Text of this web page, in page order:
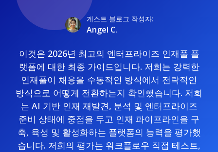
게스트 블로그 작성자:
Angel C.
이것은 2026년 최고의 엔터프라이즈 인재풀 플
랫폼에 대한 최종 가이드입니다. 저희는 강력한
인재풀이 채용을 수동적인 방식에서 전략적인
방식으로 어떻게 전환하는지 확인했습니다. 저희
는 AI 기반 인재 재발견, 분석 및 엔터프라이즈
준비 상태에 중점을 두고 인재 파이프라인을 구
축, 육성 및 활성화하는 플랫폼의 능력을 평가했
습니다. 저희의 평가는 워크플로우 직접 테스트,